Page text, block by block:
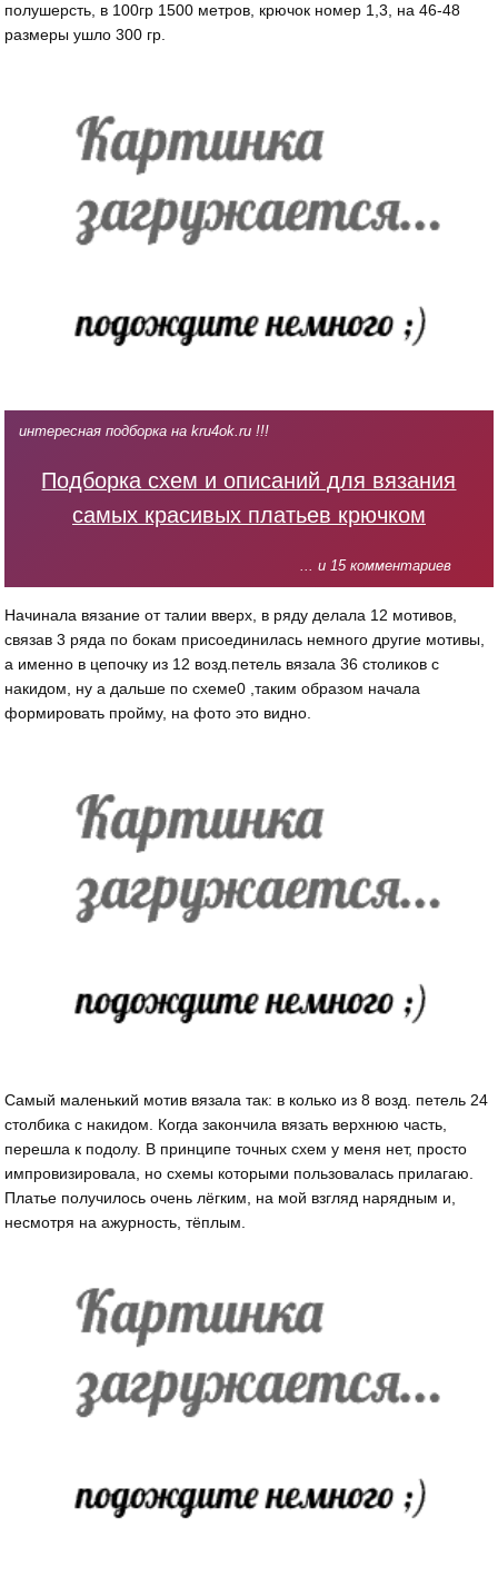
полушерсть, в 100гр 1500 метров, крючок номер 1,3, на 46-48
размеры ушло 300 гр.
интересная подборка на kru4ok.ru !!!
Подборка схем и описаний для вязания
самых красивых платьев крючком
... и 15 комментариев
Начинала вязание от талии вверх, в ряду делала 12 мотивов,
связав 3 ряда по бокам присоединилась немного другие мотивы,
а именно в цепочку из 12 возд.петель вязала 36 столиков с
накидом, ну а дальше по схеме0 ,таким образом начала
формировать пройму, на фото это видно.
Самый маленький мотив вязала так: в колько из 8 возд. петель 24
столбика с накидом. Когда закончила вязать верхнюю часть,
перешла к подолу. В принципе точных схем у меня нет, просто
импровизировала, но схемы которыми пользовалась прилагаю.
Платье получилось очень лёгким, на мой взгляд нарядным и,
несмотря на ажурность, тёплым.